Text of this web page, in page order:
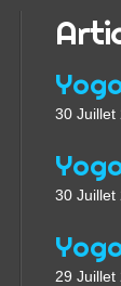
30 Juillet
30 Juillet
29 Juillet